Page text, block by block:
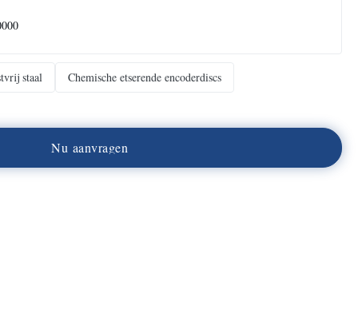
staal
Chemische etserende encoderdiscs
Nu aanvragen